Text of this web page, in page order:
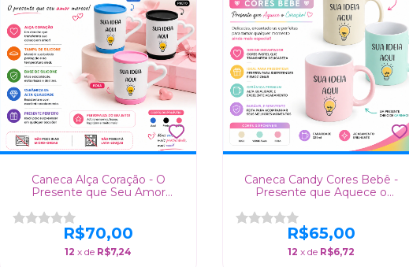
Caneca Alça Coração - O
Presente que Seu Amor
R$70,00
12 x de R$7,24
Caneca Candy Cores Bebê -
Presente que Aquece o
R$65,00
12 x de R$6,72